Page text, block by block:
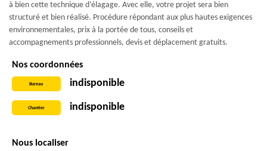
à bien cette technique d’élagage. Avec elle, votre projet sera bien
structuré et bien réalisé. Procédure répondant aux plus hautes exigences
environnementales, prix à la portée de tous, conseils et
accompagnements professionnels, devis et déplacement gratuits.
Nos coordonnées
Bureau indisponible
Chantier indisponible
Nous localiser